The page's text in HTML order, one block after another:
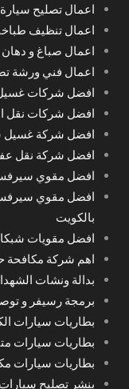
اعمال تصليح
اعمال تنظيف
اعمال صباغ و
اعمال فني ورشة
افضل شركات
افضل شركات نقل
افضل شركة غسيل
افضل شركة نقل
افضل مقوي سيرفس
افضل مقوي
بالكويت
افضل مقويات
اهم شركة مكافحة
بدالة ونشات
برمجة رسيفر و توصيل ريموت 24
بطاريات سيارات
بطاريات سيارات
بطاريات سيارات